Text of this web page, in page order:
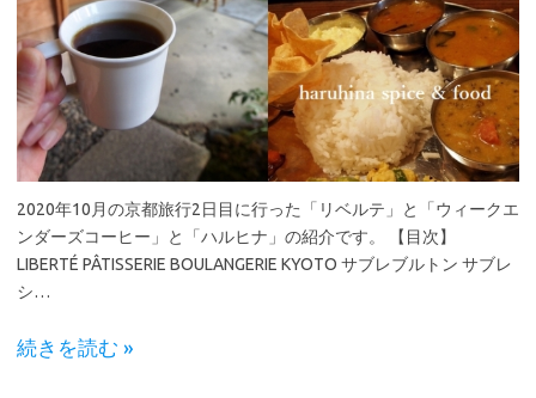
2020年10月の京都旅行2日目に行った「リベルテ」と「ウィークエ
ンダーズコーヒー」と「ハルヒナ」の紹介です。 【目次】
LIBERTÉ PÂTISSERIE BOULANGERIE KYOTO サブレブルトン サブレ
シ…
続きを読む »